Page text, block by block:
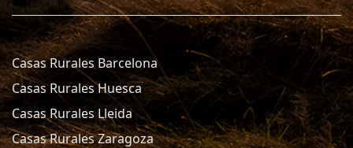
Casas Rurales Barcelona
Casas Rurales Huesca
Casas Rurales Lleida
Casas Rurales Zaragoza